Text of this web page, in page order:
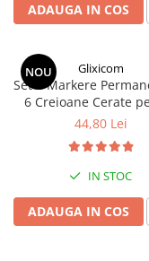
ADAUGA IN COS
NOU Glixicom
Set 6 Markere
6 Creioane Cerate
Corectie Zgarieturi
44,80 Lei
IN STOC
ADAUGA IN COS